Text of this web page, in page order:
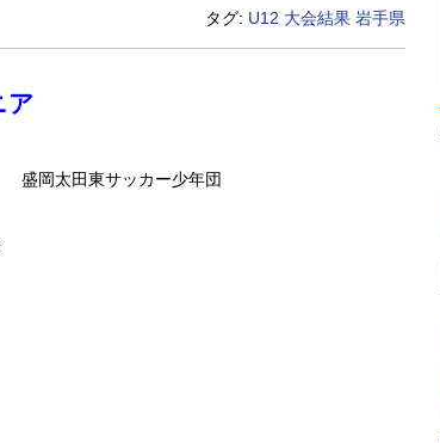
タグ: U12 大会結果 岩手県
ア
盛岡太田東サッカー少年団